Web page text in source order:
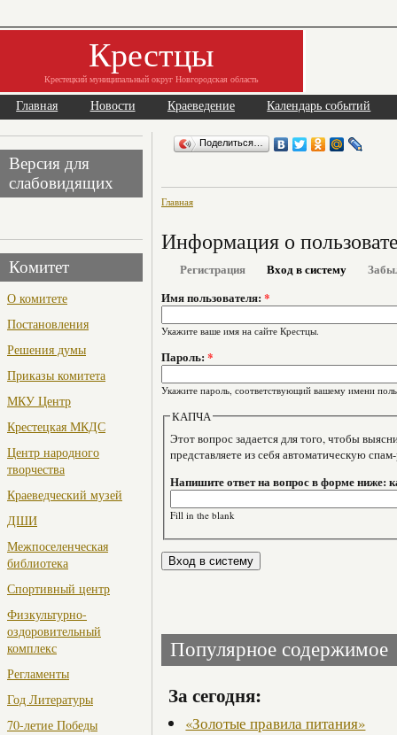
Крестцы
Крестецкий муниципальный округ Новгородская область
Главная Новости Краеведение Календарь событий
Версия для
слабовидящих
Комитет
О комитете
Постановления
Решения думы
Приказы комитета
МКУ Центр
Крестецкая МКДС
Центр народного
творчества
Краеведческий музей
ДШИ
Межпоселенческая
библиотека
Спортивный центр
Физкультурно-
оздоровительный
комплекс
Регламенты
Год Литературы
70-летие Победы
Поделиться…
Главная
Информация о
Регистрация Вход в систему
Имя пользователя: *
Укажите ваше имя на сайте Крестцы.
Пароль: *
Укажите пароль, соответствующий вашему имени
КАПЧА
Этот вопрос задается для того, чтобы выяснить,
представляете из себя автоматическую
Напишите ответ на вопрос в форме ниже:
Fill in the blank
Популярное содержимое
За сегодня:
«Золотые правила питания»